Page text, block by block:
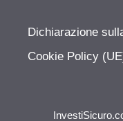
Dichiarazione
Cookie Policy